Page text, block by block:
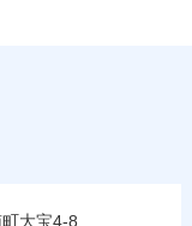
大宝4-8